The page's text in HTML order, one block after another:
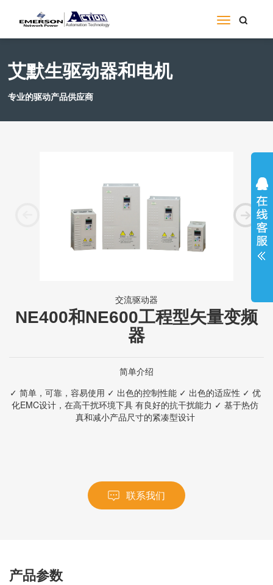
艾默生驱动器和电机
专业的驱动产品供应商
交流驱动器
NE400和NE600工程型矢量变频
器
简单介绍
✓ 简单，可靠，容易使用 ✓ 出色的控制性能 ✓ 出色的适应性 ✓ 优
化EMC设计，在高干扰环境下具 有良好的抗干扰能力 ✓ 基于热仿
真和减小产品尺寸的紧凑型设计
联系我们
产品参数